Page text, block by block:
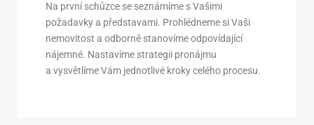
Na první schůzce se seznámíme s Vašimi
požadavky a představami. Prohlédneme si Vaši
nemovitost a odborně stanovíme odpovídající
nájemné. Nastavíme strategii pronájmu
a vysvětlíme Vám jednotlivé kroky celého procesu.